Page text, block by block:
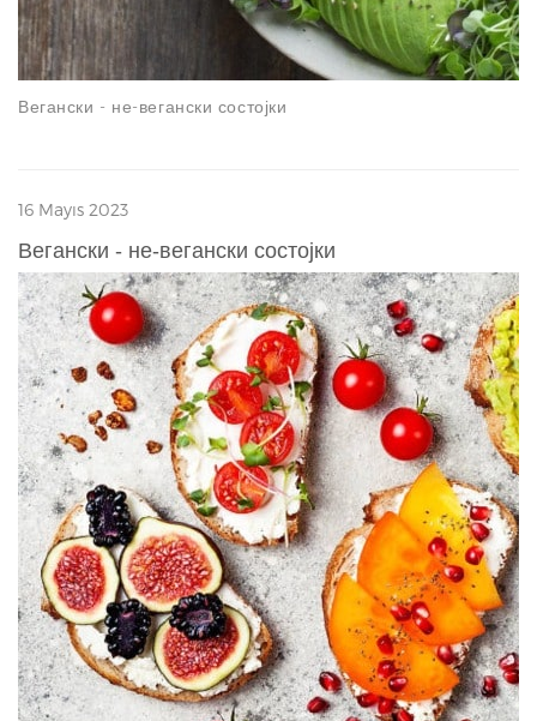
Вегански - не-вегански состојки
16 Mayıs 2023
Вегански - не-вегански состојки